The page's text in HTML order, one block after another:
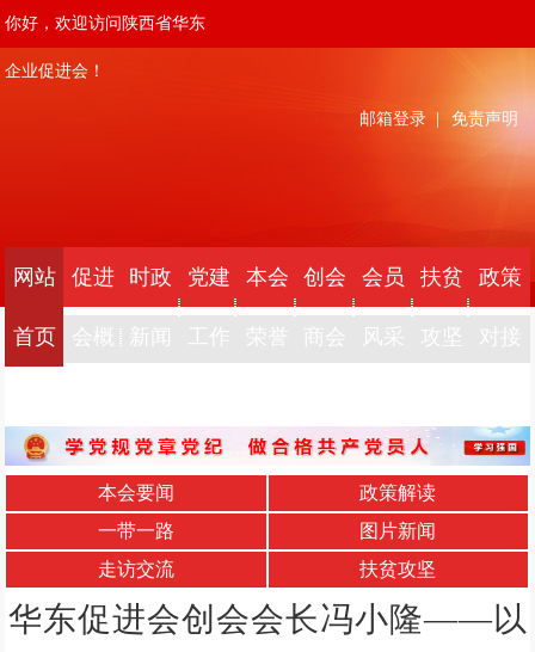
你好，欢迎访问陕西省华东
企业促进会！
免责声明
邮箱登录|
网站
首页
促进
会概
时政
新闻
党建
工作
本会
荣誉
创会
商会
会员
风采
扶贫
攻坚
政策
对接
本会要闻
政策解读
一带一路
图片新闻
走访交流
扶贫攻坚
华东促进会创会会长冯小隆——以